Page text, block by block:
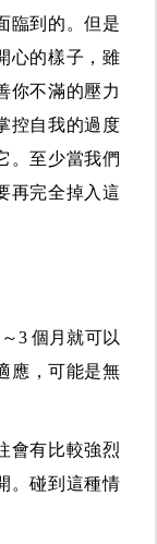
臨到的。但是
心的樣子，雖
你不滿的壓力
控自我的過度
。至少當我們
再完全掉入這
3 個月就可以
應，可能是無
會有比較強烈
。碰到這種情